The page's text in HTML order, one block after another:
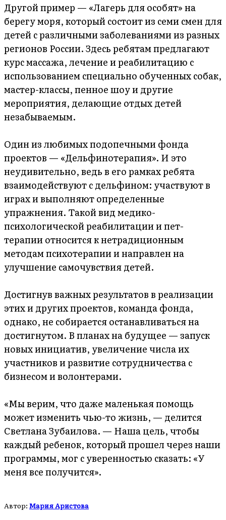
Другой пример — «Лагерь для особят» на
берегу моря, который состоит из семи смен для
детей с различными заболеваниями из разных
регионов России. Здесь ребятам предлагают
курс массажа, лечение и реабилитацию с
использованием специально обученных собак,
мастер-классы, пенное шоу и другие
мероприятия, делающие отдых детей
незабываемым.
Один из любимых подопечными фонда
проектов — «Дельфинотерапия». И это
неудивительно, ведь в его рамках ребята
взаимодействуют с дельфином: участвуют в
играх и выполняют определенные
упражнения. Такой вид медико-
психологической реабилитации и пет-
терапии относится к нетрадиционным
методам психотерапии и направлен на
улучшение самочувствия детей.
Достигнув важных результатов в реализации
этих и других проектов, команда фонда,
однако, не собирается останавливаться на
достигнутом. В планах на будущее — запуск
новых инициатив, увеличение числа их
участников и развитие сотрудничества с
бизнесом и волонтерами.
«Мы верим, что даже маленькая помощь
может изменить чью-то жизнь, — делится
Светлана Зубаилова. — Наша цель, чтобы
каждый ребенок, который прошел через наши
программы, мог с уверенностью сказать: «У
меня все получится».
Автор: Мария Аристова